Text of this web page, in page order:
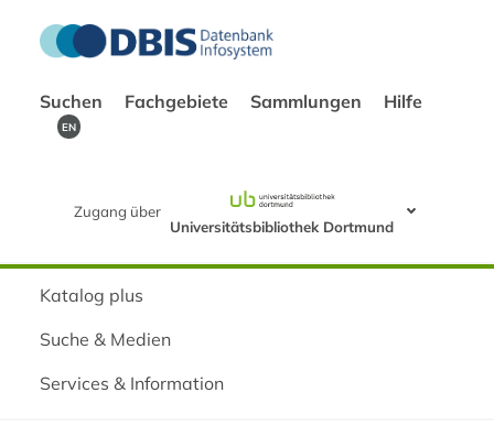
Suchen Fachgebiete Sammlungen Hilfe
EN
Zugang über
Universitätsbibliothek Dortmund
Katalog plus
Suche & Medien
Services & Information